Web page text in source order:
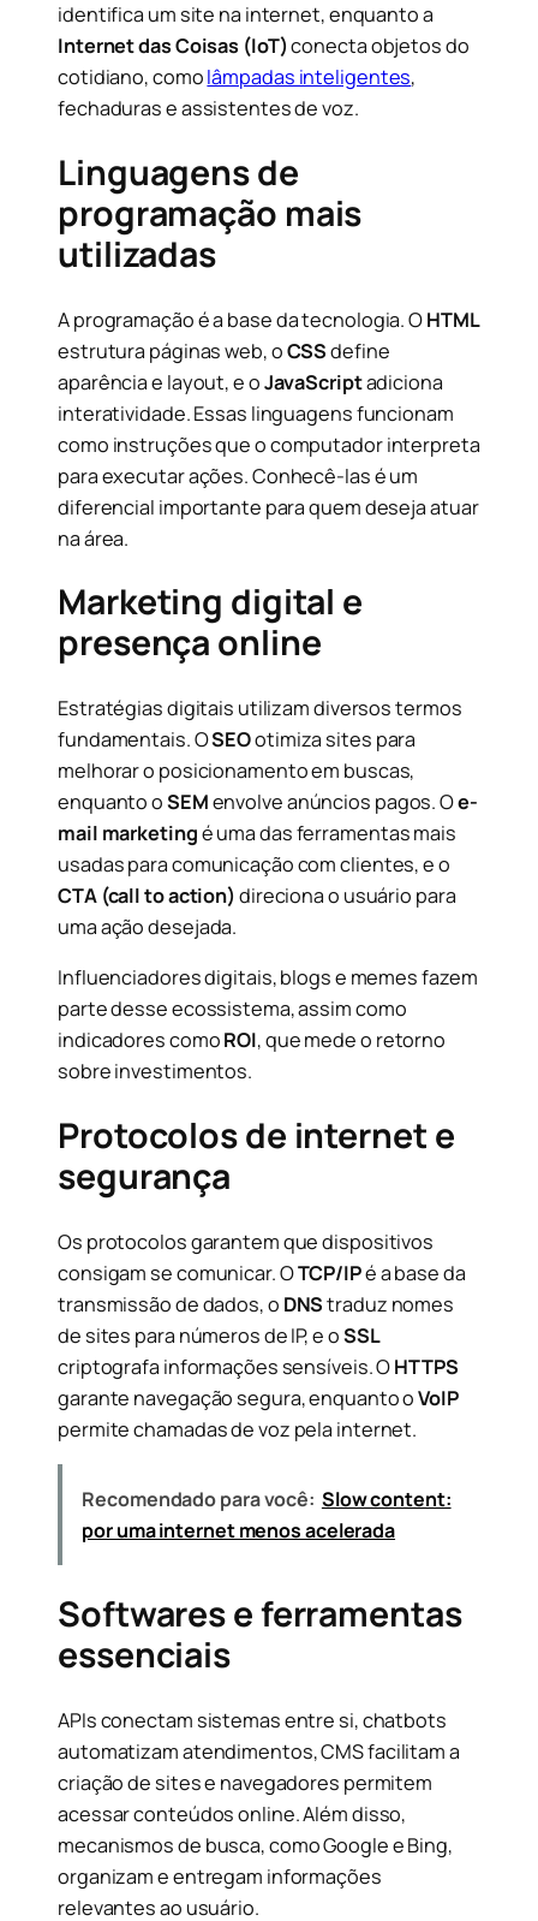
identifica um site na internet, enquanto a
Internet das Coisas (IoT)conecta objetos do
cotidiano, comolâmpadas inteligentes,
fechaduras e assistentes de voz.
Linguagens de
programação mais
utilizadas
A programação é a base da tecnologia. OHTML
estrutura páginas web, oCSSdefine
aparência e layout, e oJavaScriptadiciona
interatividade. Essas linguagens funcionam
como instruções que o computador interpreta
para executar ações. Conhecê-las é um
diferencial importante para quem deseja atuar
na área.
Marketing digital e
presença online
Estratégias digitais utilizam diversos termos
fundamentais. OSEOotimiza sites para
melhorar o posicionamento em buscas,
enquanto oSEMenvolve anúncios pagos. Oe-
mail marketingé uma das ferramentas mais
usadas para comunicação com clientes, e o
CTA (call to action) direciona o usuário para
uma ação desejada.
Influenciadores digitais, blogs e memes fazem
parte desse ecossistema, assim como
indicadores comoROI, que mede o retorno
sobre investimentos.
Protocolos de internet e
segurança
Os protocolos garantem que dispositivos
consigam se comunicar. OTCP/IPé a base da
transmissão de dados, o DNStraduz nomes
de sites para números de IP, e oSSL
criptografa informações sensíveis. OHTTPS
garante navegação segura, enquanto oVoIP
permite chamadas de voz pela internet.
Recomendado para você: Slow content:
por uma internet menos acelerada
Softwares e ferramentas
essenciais
APIs conectam sistemas entre si, chatbots
automatizam atendimentos, CMS facilitam a
criação de sites e navegadores permitem
acessar conteúdos online. Além disso,
mecanismos de busca, como Google e Bing,
organizam e entregam informações
relevantes ao usuário.